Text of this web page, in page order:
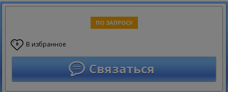
ПО ЗАПРОСУ
0 В избранное
Связаться